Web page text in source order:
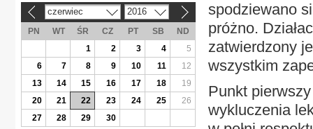
spodziewano
próżno.
zatwierdzony
wszystkim
Punkt
wykluczenia
czerwiec 2016
PN WT ŚR CZ PT SB
ND
1
2 3 4
5
6
7 8 9 10 11
12
13
14 15 16 17 18
19
20
21 22 23 24 25
26
27
28 29 30